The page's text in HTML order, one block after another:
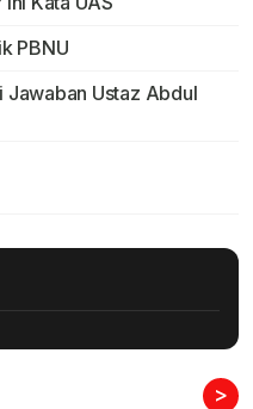
PBNU
Jawaban Ustaz Abdul
>